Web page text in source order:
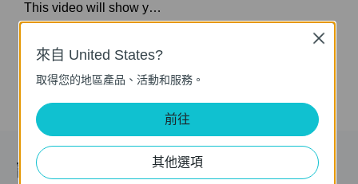
This video will show you how to set up and mount your solar-powered security camera kit. Tapo C460 features 4K 8MP resolution for superior clarity with an upgraded image sensor, processor, and lens. Set it up and enjoy!
訂閱
來自 United States?
取得您的地區產品、活動和服務。
前往
其他選項
Close